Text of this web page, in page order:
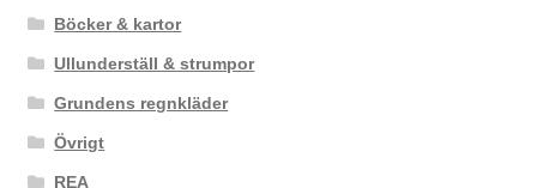
Böcker & kartor
Ullunderställ & strumpor
Grundens regnkläder
Övrigt
REA